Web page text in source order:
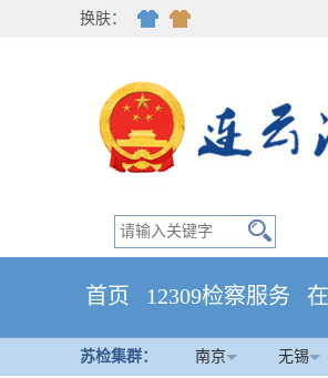
换肤：
首页 12309检察服务
苏检集群： 南京 无锡